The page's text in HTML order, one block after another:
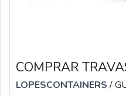
COMPRAR
LOPESCONTAINERS/